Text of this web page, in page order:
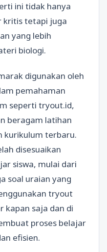
ini tidak hanya
kritis tetapi juga
yang lebih
biologi.
digunakan oleh
pemahaman
seperti tryout.id,
beragam latihan
kurikulum terbaru.
disesuaikan
siswa, mulai dari
soal uraian yang
tryout
kapan saja dan di
proses belajar
efisien.